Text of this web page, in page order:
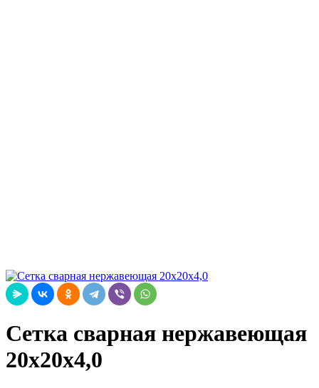
Сетка сварная нержавеющая
20х20х4,0